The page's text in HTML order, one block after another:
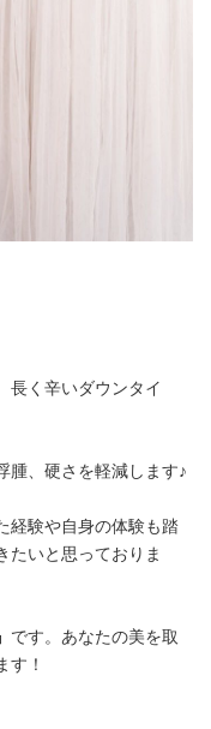
長く辛いダウンタイ
腫、硬さを軽減します♪
経験や自身の体験も踏
たいと思っておりま
です。あなたの美を取
す！